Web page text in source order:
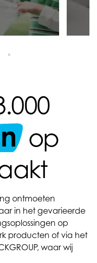
op
ontmoeten
in het gevarieerde
op
producten of via het
waar wij